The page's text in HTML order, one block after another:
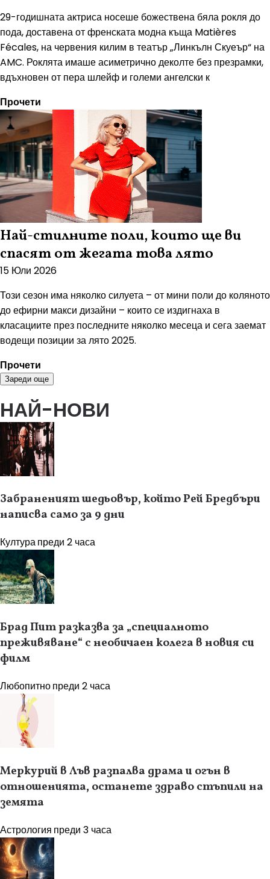
29-годишната актриса носеше божествена бяла рокля до
пода, доставена от френската модна къща Matières
Fécales, на червения килим в театър „Линкълн Скуеър“ на
AMC. Роклята имаше асиметрично деколте без презрамки,
вдъхновен от пера шлейф и големи ангелски к
Прочети
Най-стилните поли, които ще ви
спасят от жегата това лято
15 Юли 2026
Този сезон има няколко силуета – от мини поли до коляното
до ефирни макси дизайни – които се издигнаха в
класациите през последните няколко месеца и сега заемат
водещи позиции за лято 2025.
Прочети
Зареди още
НАЙ-НОВИ
Забраненият шедьовър, който Рей Бредбъри
написва само за 9 дни
Културапреди 2 часа
Брад Пит разказва за „специалното
преживяване“ с необичаен колега в новия си
филм
Любопитнопреди 2 часа
Меркурий в Лъв разпалва драма и огън в
отношенията, останете здраво стъпили на
земята
Астрология преди 3 часа